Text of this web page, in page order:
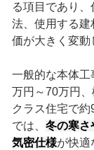
る項目であり
法、使用する
価が大きく変動
一般的な本体
万円～70万円
クラス住宅で
では、 冬の寒さ
気密仕様が快適